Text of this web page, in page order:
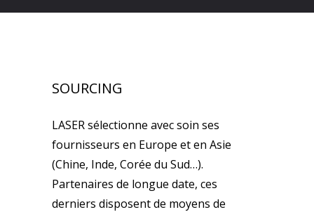
SOURCING
LASER sélectionne avec soin ses
fournisseurs en Europe et en Asie
(Chine, Inde, Corée du Sud…).
Partenaires de longue date, ces
derniers disposent de moyens de